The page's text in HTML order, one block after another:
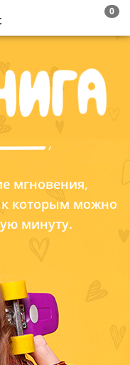
0
мгновения,
которым можно
минуту.